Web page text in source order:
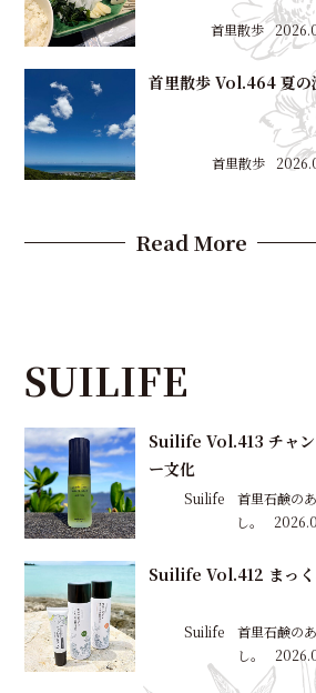
首里散歩
首里散歩 Vol.464 夏の
首里散歩
Read More
SUILIFE
Suilife Vol.413 チャン
ー文化
Suilife 首里石鹸のあ
し。
Suilife Vol.412 まっく
Suilife 首里石鹸のあ
し。